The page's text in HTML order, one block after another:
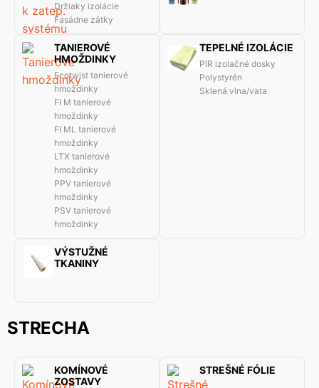
Držiaky izolácie
Fasádne zátky
TANIEROVÉ
HMOŽDINKY
Ecotwist tanierové
hmoždinky
FI M tanierové
hmoždinky
FI ML tanierové
hmoždinky
LTX tanierové
hmoždinky
PPV tanierové
hmoždinky
PSV tanierové
hmoždinky
TEPELNÉ IZOLÁCIE
PIR izolačné dosky
Polystyrén
Sklená vlna/vata
VÝSTUŽNÉ
TKANINY
STRECHA
KOMÍNOVÉ
ZOSTAVY
STREŠNÉ FÓLIE